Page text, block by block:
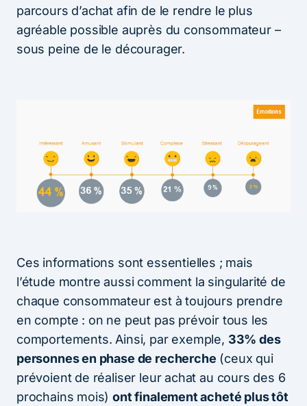
parcours d’achat afin de le rendre le plus
agréable possible auprès du consommateur –
sous peine de le décourager.
Ces informations sont essentielles ; mais
l’étude montre aussi comment la singularité de
chaque consommateur est à toujours prendre
en compte : on ne peut pas prévoir tous les
comportements. Ainsi, par exemple, 33% des
personnes en phase de recherche (ceux qui
prévoient de réaliser leur achat au cours des 6
prochains mois)ont finalement acheté plus tôt